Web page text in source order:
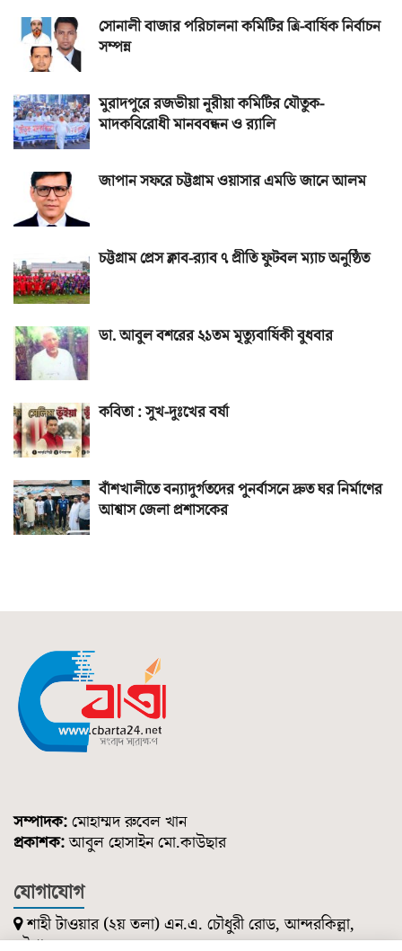
সোনালী বাজার পরিচালনা কমিটির ত্রি-বার্ষিক নির্বাচন
সম্পন্ন
মুরাদপুরে রজভীয়া নূরীয়া কমিটির যৌতুক-
মাদকবিরোধী মানববন্ধন ও র‌্যালি
জাপান সফরে চট্টগ্রাম ওয়াসার এমডি জানে আলম
চট্টগ্রাম প্রেস ক্লাব-র‌্যাব ৭ প্রীতি ফুটবল ম্যাচ অনুষ্ঠিত
ডা. আবুল বশরের ২১তম মৃত্যুবার্ষিকী বুধবার
কবিতা : সুখ-দুঃখের বর্ষা
বাঁশখালীতে বন্যাদুর্গতদের পুনর্বাসনে দ্রুত ঘর নির্মাণের
আশ্বাস জেলা প্রশাসকের
সম্পাদক: মোহাম্মদ রুবেল খান
প্রকাশক:আবুল হোসাইন মো.কাউছার
যোগাযোগ
শাহী টাওয়ার (২য় তলা) এন.এ. চৌধুরী রোড, আন্দরকিল্লা,
চট্টগ্রাম।